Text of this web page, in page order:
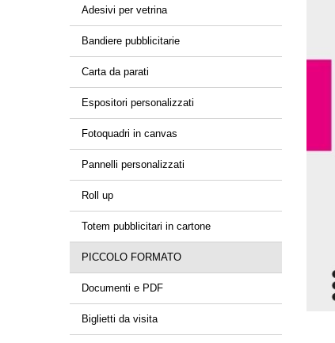
Adesivi per vetrina
Bandiere pubblicitarie
Carta da parati
Espositori personalizzati
Fotoquadri in canvas
Pannelli personalizzati
Roll up
Totem pubblicitari in cartone
PICCOLO FORMATO
Documenti e PDF
Biglietti da visita